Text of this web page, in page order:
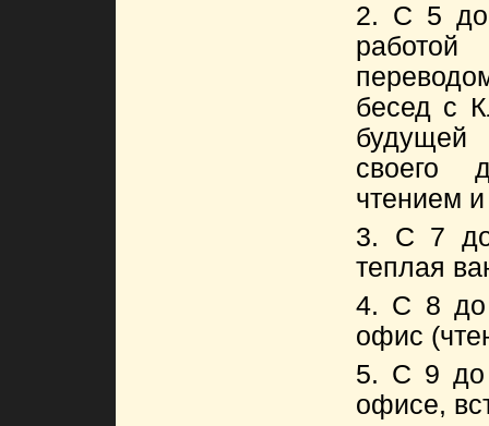
2. С 5 до
бесед с
своего
чтением и
3. С 7 до
теплая
4. С 8 до
офис
5. С 9 до
офисе,